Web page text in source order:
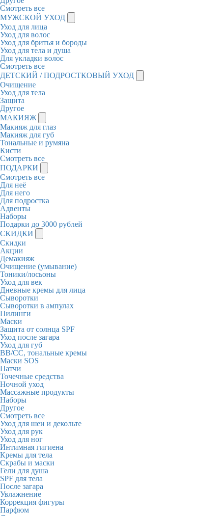
Смотреть все
МУЖСКОЙ УХОД
Уход для лица
Уход для волос
Уход для бритья и бороды
Уход для тела и душа
Для укладки волос
Смотреть все
ДЕТСКИЙ / ПОДРОСТКОВЫЙ УХОД
Очищение
Уход для тела
Защита
Другое
МАКИЯЖ
Макияж для глаз
Макияж для губ
Тональные и румяна
Кисти
Смотреть все
ПОДАРКИ
Смотреть все
Для неё
Для него
Для подростка
Адвенты
Наборы
Подарки до 3000 рублей
СКИДКИ
Скидки
Акции
Демакияж
Очищение (умывание)
Тоники/лосьоны
Уход для век
Дневные кремы для лица
Сыворотки
Сыворотки в ампулах
Пилинги
Маски
Защита от солнца SPF
Уход после загара
Уход для губ
BB/CC, тональные кремы
Маски SOS
Патчи
Точечные средства
Ночной уход
Массажные продукты
Наборы
Другое
Смотреть все
Уход для шеи и декольте
Уход для рук
Уход для ног
Интимная гигиена
Кремы для тела
Скрабы и маски
Гели для душа
SPF для тела
После загара
Увлажнение
Коррекция фигуры
Парфюм